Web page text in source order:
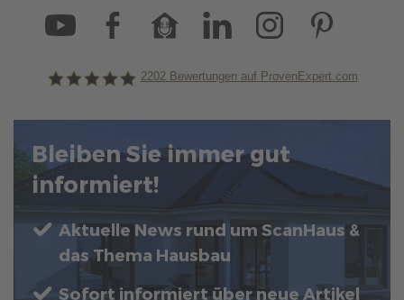
2202 Bewertungen auf ProvenExpert.com
Bleiben Sie immer gut
informiert!
Aktuelle News rund um ScanHaus &
das Thema Hausbau
Sofort informiert über neue Artikel